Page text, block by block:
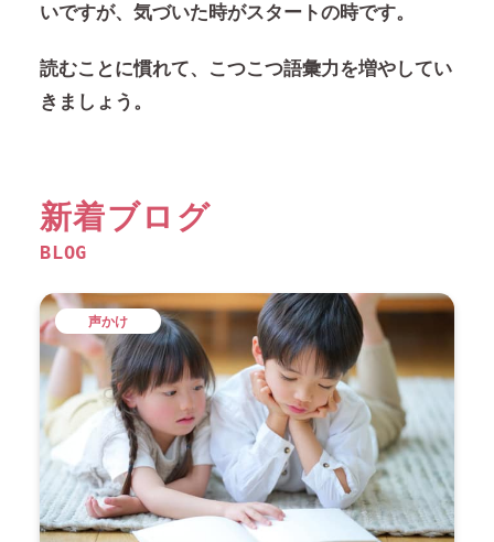
いですが、気づいた時がスタートの時です。
読むことに慣れて、こつこつ語彙力を増やしてい
きましょう。
新着ブログ
BLOG
声かけ